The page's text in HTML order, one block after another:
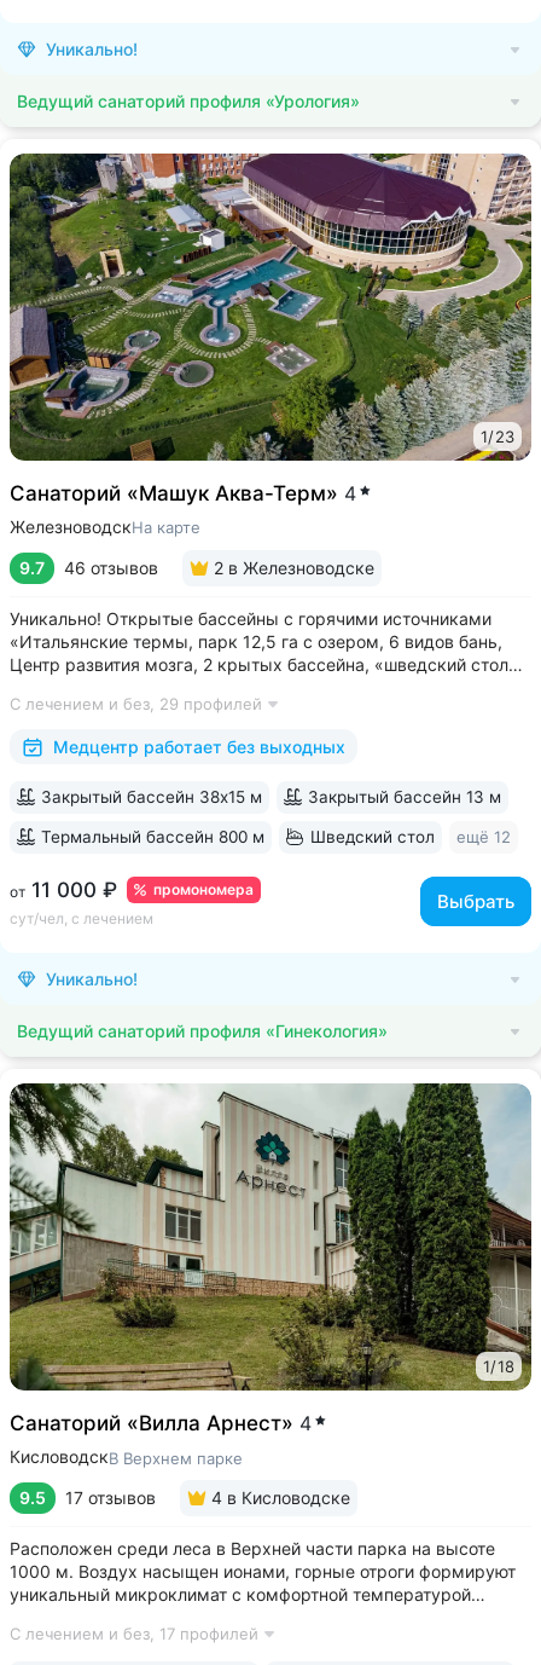
Уникально!
Ведущий санаторий профиля «Урология»
1/23
Санаторий «Машук Аква-Терм» 4
ЖелезноводскНа карте
9.7 46 отзывов 2 в Железноводске
Уникально! Открытые бассейны с горячими источниками
«Итальянские термы, парк 12,5 га с озером, 6 видов бань,
Центр развития мозга, 2 крытых бассейна, «шведский стол»
большой спа-комплекс, вода «Легенда Кавказа» •
Расположен в уединенном...
С лечением и без, 29 профилей
Медцентр работает без выходных
промономера
от 11 000 ₽
сут/чел, с лечением
Выбрать
Закрытый бассейн 38х15 м Закрытый бассейн 13 м
Термальный бассейн 800 м Шведский стол ещё 12
Уникально!
Ведущий санаторий профиля «Гинекология»
1/18
Санаторий «Вилла Арнест» 4
КисловодскВ Верхнем парке
9.5 17 отзывов 4 в Кисловодске
Расположен среди леса в Верхней части парка на высоте
1000 м. Воздух насыщен ионами, горные отроги формируют
уникальный микроклимат с комфортной температурой
№ 2Б Кисловодского парка • Один из лучших вариантов для
С лечением и без, 17 профилей